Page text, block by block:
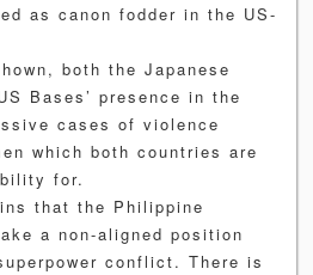
as canon fodder in the US-
both the Japanese
Bases’ presence in the
cases of violence
which both countries are
for.
that the Philippine
a non-aligned position
conflict. There is